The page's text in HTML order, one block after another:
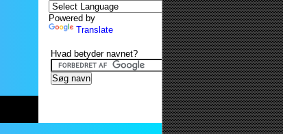
Powered by
Translate
Hvad betyder navnet?